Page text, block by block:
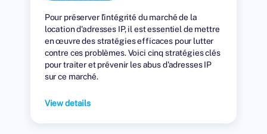
Pour préserver l'intégrité du marché de la
location d'adresses IP, il est essentiel de mettre
en œuvre des stratégies efficaces pour lutter
contre ces problèmes. Voici cinq stratégies clés
pour traiter et prévenir les abus d'adresses IP
sur ce marché.
View details